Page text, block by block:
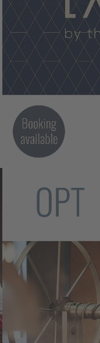
LA VIE
Düsseldorf
Thomas Bühner